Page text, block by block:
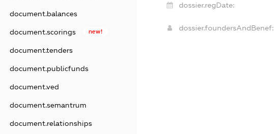
document.balances
document.scorings new!
document.tenders
document.publicfunds
document.ved
document.semantrum
document.relationships
dossier.regDate:
dossier.foundersAndBenef: